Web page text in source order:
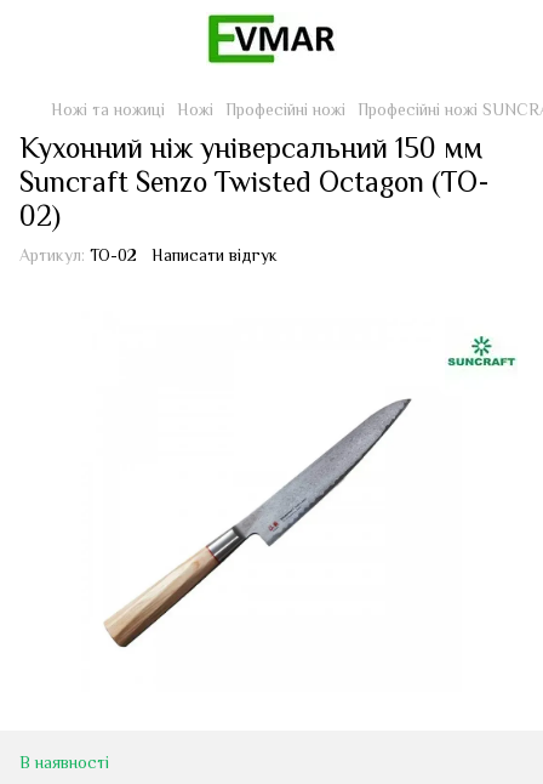
Ножі та ножиці Ножі Професійні ножі Професійні ножі
Кухонний ніж універсальний 150 мм
Suncraft Senzo Twisted Octagon (TO-
02)
Артикул: TO-02 Написати відгук
В наявності